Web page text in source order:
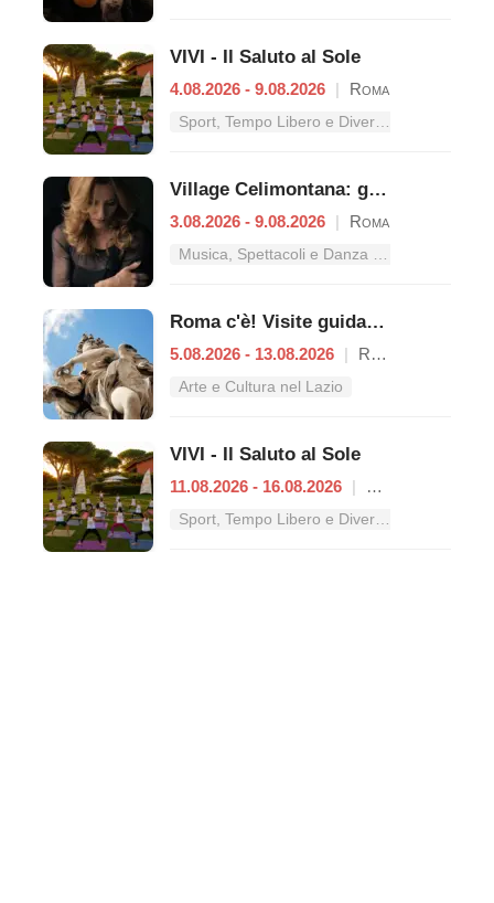
VIVI - Il Saluto al Sole
4.08.2026 - 9.08.2026 | Roma
Village Celimontana: gli appuntamenti dal 3 al 9 agosto
3.08.2026 - 9.08.2026 | Roma
Roma c'è! Visite guidate (anche per bambini) dal 5 al 13 agosto 2026
5.08.2026 - 13.08.2026 | Roma
Arte e Cultura nel Lazio
VIVI - Il Saluto al Sole
11.08.2026 - 16.08.2026 |